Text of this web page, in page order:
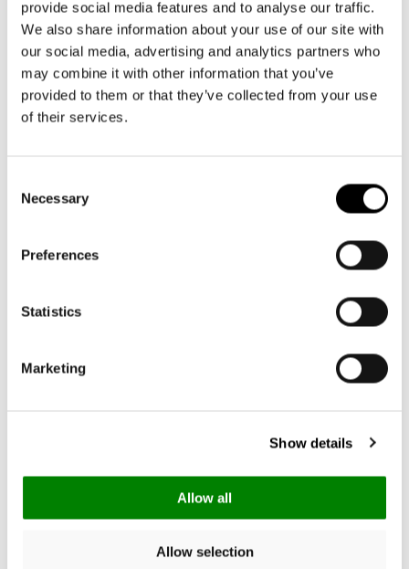
provide social media features and to analyse our traffic.
We also share information about your use of our site with
our social media, advertising and analytics partners who
may combine it with other information that you’ve
provided to them or that they’ve collected from your use
of their services.
Selection
Necessary
Preferences
Statistics
Marketing
Show details
Allow all
Allow selection